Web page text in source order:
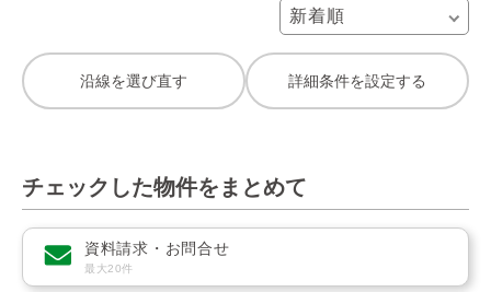
沿線を選び直す 詳細条件を設定する
チェックした物件をまとめて
資料請求・お問合せ
最大20件